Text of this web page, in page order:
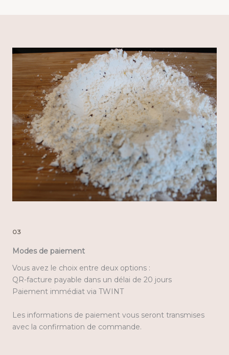
03
Modes de paiement
Vous avez le choix entre deux options :
QR-facture payable dans un délai de 20 jours
Paiement immédiat via TWINT
Les informations de paiement vous seront transmises
avec la confirmation de commande.